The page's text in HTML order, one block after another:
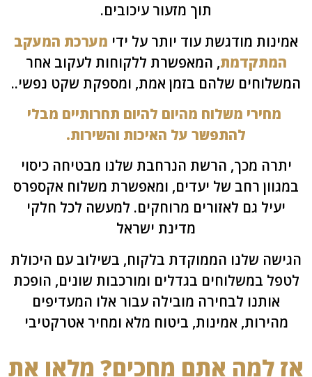
תוך מזעור עיכובים.
מודגשת עוד יותר על ידימערכת המעקב
, המאפשרת ללקוחות לעקוב אחר
שלהם בזמן אמת, ומספקת שקט נפשי..
משלוח מהיום להיום תחרותיים מבלי
להתפשר על האיכות והשירות.
מכך, הרשת הנרחבת שלנו מבטיחה כיסוי
רחב של יעדים, ומאפשרת משלוח אקספרס
גם לאזורים מרוחקים. למעשה לכל חלקי
מדינת ישראל
שלנו הממוקדת בלקוח, בשילוב עם היכולת
במשלוחים בגדלים ומורכבות שונים, הופכת
אותנו לבחירה מובילה עבור אלו המעדיפים
אמינות, ביטוח מלא ומחיר אטרקטיבי
למה אתם מחכים? מלאו את